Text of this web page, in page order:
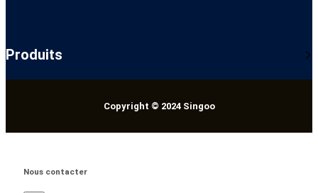
Produits
Copyright © 2024 Singoo
Nous contacter